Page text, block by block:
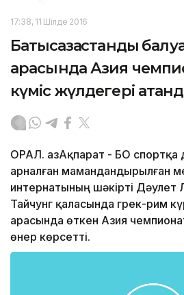
17:38, 11 Шілде 2016
Батысқазақстандық
арасында Азия
күміс жүлдегері
ОРАЛ. ҚазАқпарат - БҚО
арналған мамандандырылған
интернатының шәкірті Дәулет
Тайчунг қаласында грек-рим
арасында өткен Азия
өнер көрсетті.